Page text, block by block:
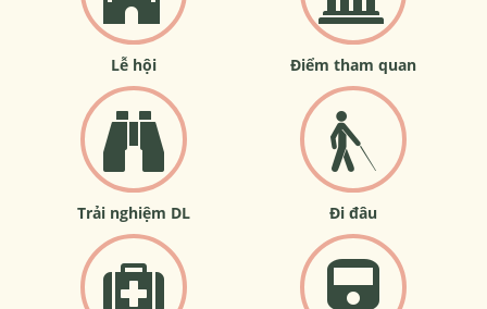
Lễ hội Điểm tham quan
Trải nghiệm DL Đi đâu